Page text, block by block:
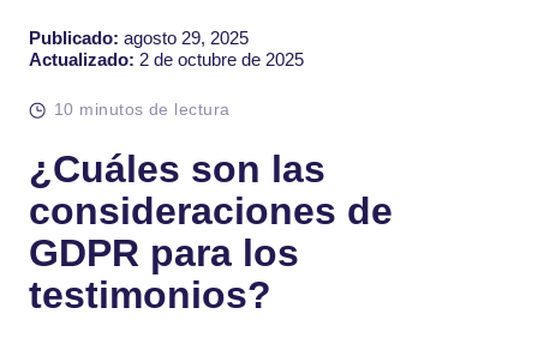
Publicado: agosto 29, 2025
Actualizado: 2 de octubre de 2025
10 minutos de lectura
¿Cuáles son las
consideraciones de
GDPR para los
testimonios?